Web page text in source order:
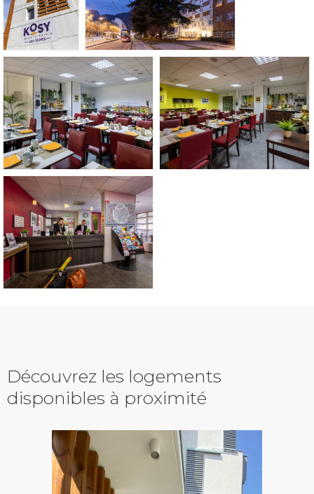
Découvrez les logements
disponibles à proximité